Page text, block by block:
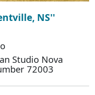
NS''
Studio Nova
72003